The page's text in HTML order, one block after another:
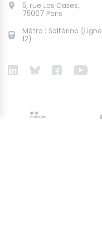
5, rue Las Cases,
75007 Paris
Métro : Solférino (Ligne
12)